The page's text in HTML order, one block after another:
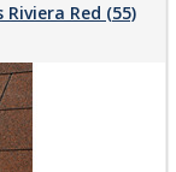
Red (55)